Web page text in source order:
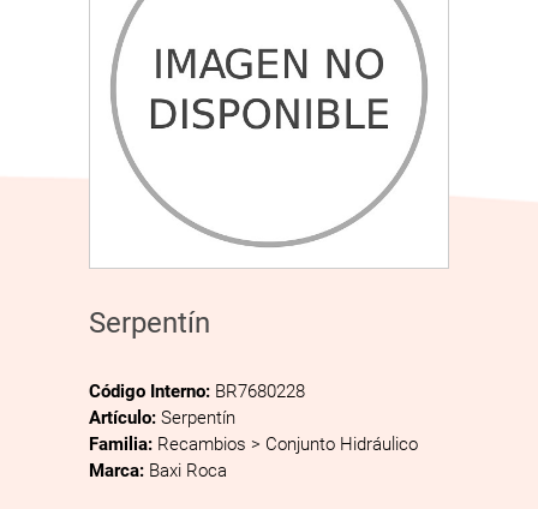
Serpentín
Código Interno: BR7680228
Artículo: Serpentín
Familia: Recambios > Conjunto Hidráulico
Marca: Baxi Roca